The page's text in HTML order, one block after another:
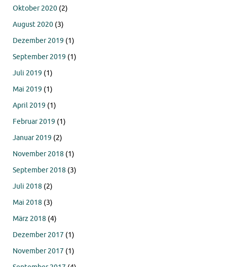
Oktober 2020 (2)
August 2020 (3)
Dezember 2019 (1)
September 2019 (1)
Juli 2019 (1)
Mai 2019 (1)
April 2019 (1)
Februar 2019 (1)
Januar 2019 (2)
November 2018 (1)
September 2018 (3)
Juli 2018 (2)
Mai 2018 (3)
März 2018 (4)
Dezember 2017 (1)
November 2017 (1)